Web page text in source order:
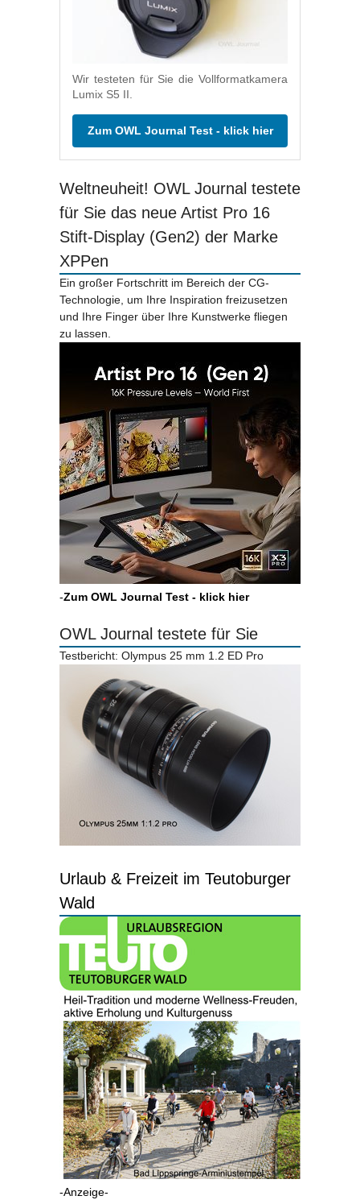
Wir testeten für Sie die Vollformatkamera
Lumix S5 II.
Zum OWL Journal Test - klick hier
Weltneuheit! OWL Journal testete
für Sie das neue Artist Pro 16
Stift-Display (Gen2) der Marke
XPPen
Ein großer Fortschritt im Bereich der CG-
Technologie, um Ihre Inspiration freizusetzen
und Ihre Finger über Ihre Kunstwerke fliegen
zu lassen.
-Zum OWL Journal Test - klick hier
OWL Journal testete für Sie
Testbericht: Olympus 25 mm 1.2 ED Pro
Urlaub & Freizeit im Teutoburger
Wald
-Anzeige-